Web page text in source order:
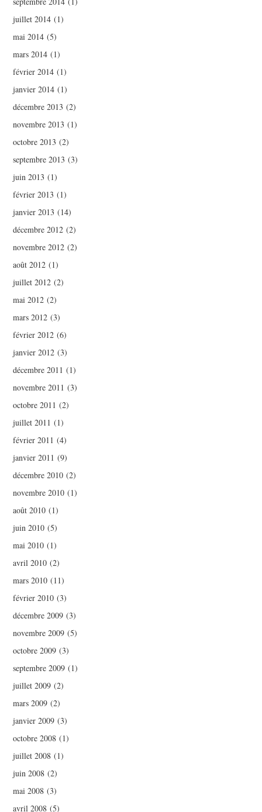
juillet 2014 (1)
mai 2014 (5)
mars 2014 (1)
février 2014 (1)
janvier 2014 (1)
décembre 2013 (2)
novembre 2013 (1)
octobre 2013 (2)
septembre 2013 (3)
juin 2013 (1)
février 2013 (1)
janvier 2013 (14)
décembre 2012 (2)
novembre 2012 (2)
août 2012 (1)
juillet 2012 (2)
mai 2012 (2)
mars 2012 (3)
février 2012 (6)
janvier 2012 (3)
décembre 2011 (1)
novembre 2011 (3)
octobre 2011 (2)
juillet 2011 (1)
février 2011 (4)
janvier 2011 (9)
décembre 2010 (2)
novembre 2010 (1)
août 2010 (1)
juin 2010 (5)
mai 2010 (1)
avril 2010 (2)
mars 2010 (11)
février 2010 (3)
décembre 2009 (3)
novembre 2009 (5)
octobre 2009 (3)
septembre 2009 (1)
juillet 2009 (2)
mars 2009 (2)
janvier 2009 (3)
octobre 2008 (1)
juillet 2008 (1)
juin 2008 (2)
mai 2008 (3)
avril 2008 (5)